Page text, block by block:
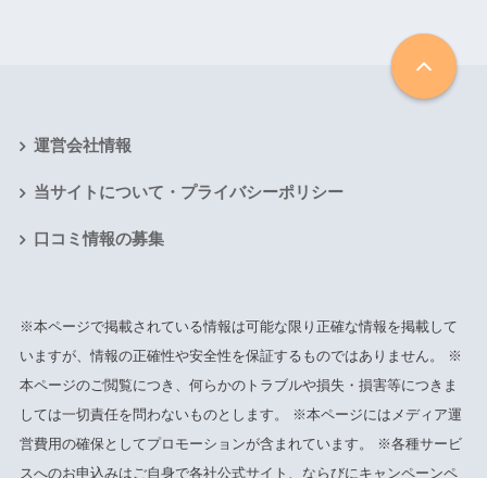
運営会社情報
当サイトについて・プライバシーポリシー
口コミ情報の募集
※本ページで掲載されている情報は可能な限り正確な情報を掲載して
いますが、情報の正確性や安全性を保証するものではありません。 ※
本ページのご閲覧につき、何らかのトラブルや損失・損害等につきま
しては一切責任を問わないものとします。 ※本ページにはメディア運
営費用の確保としてプロモーションが含まれています。 ※各種サービ
スへのお申込みはご自身で各社公式サイト、ならびにキャンペーンペ